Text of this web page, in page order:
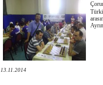
13.11.2014